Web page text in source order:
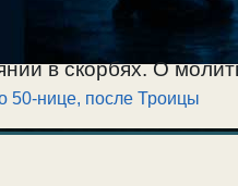
в скорбях. О
Великая. Часы
Матф.14:22-34 (9
ап.Петра).
50-нице, после Троицы